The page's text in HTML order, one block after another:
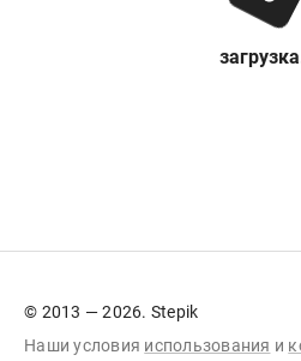
© 2013 — 2026. Stepik
Наши условия использования и